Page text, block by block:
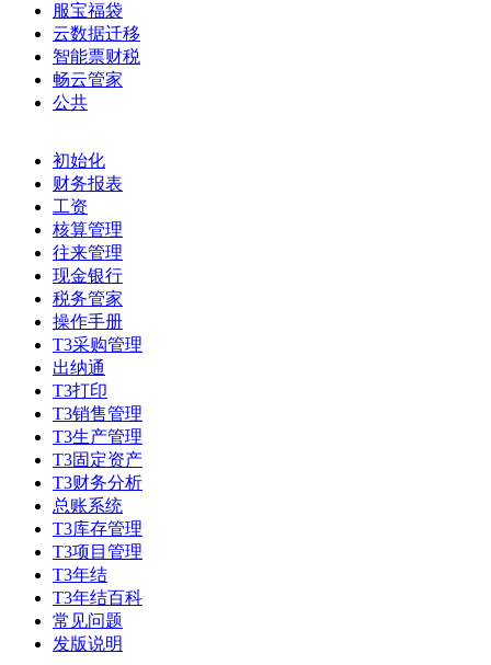
服宝福袋
云数据迁移
智能票财税
畅云管家
公共
初始化
财务报表
工资
核算管理
往来管理
现金银行
税务管家
操作手册
T3采购管理
出纳通
T3打印
T3销售管理
T3生产管理
T3固定资产
T3财务分析
总账系统
T3库存管理
T3项目管理
T3年结
T3年结百科
常见问题
发版说明